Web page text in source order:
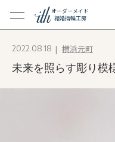
オーダーメイド
結婚指輪工房
メイド
2022.08.18 横浜元町
未来を照らす彫り模